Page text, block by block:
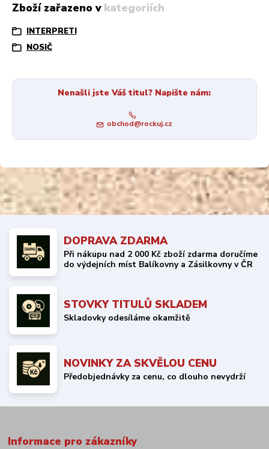
Zboží zařazeno v kategoriích
INTERPRETI
NOSIČ
Nenašli jste Váš titul? Napište nám:
obchod@rockuj.cz
DOPRAVA ZDARMA
Při nákupu nad 2 000 Kč zboží zdarma doručíme
do výdejních míst Balíkovny a Zásilkovny v ČR
STOVKY TITULŮ SKLADEM
Skladovky odesíláme okamžitě
NOVINKY ZA SKVĚLOU CENU
Předobjednávky za cenu, co dlouho nevydrží
Informace pro zákazníky